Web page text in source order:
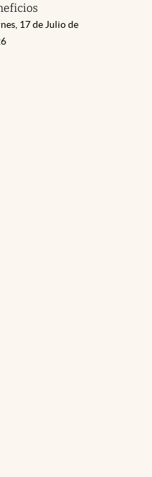
17 de Julio de